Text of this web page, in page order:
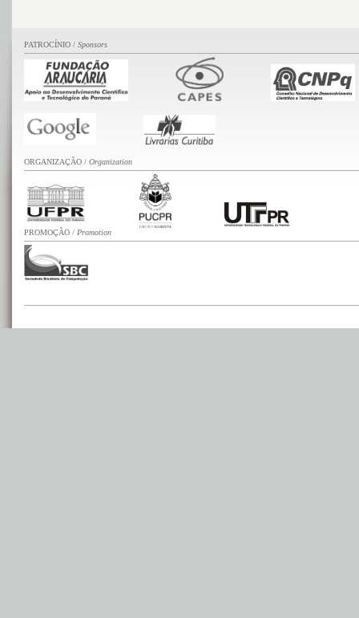
PATROCÍNIO / Sponsors
ORGANIZAÇÃO / Organization
PROMOÇÃO / Promotion